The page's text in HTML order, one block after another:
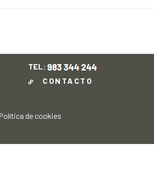
TEL:
CONTACTO
de cookies